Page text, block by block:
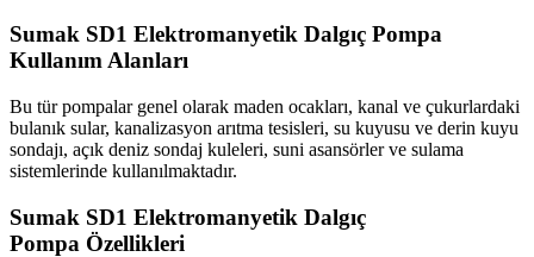
Sumak SD1 Elektromanyetik Dalgıç Pompa
Kullanım Alanları
Bu tür pompalar genel olarak maden ocakları, kanal ve çukurlardaki
bulanık sular, kanalizasyon arıtma tesisleri, su kuyusu ve derin kuyu
sondajı, açık deniz sondaj kuleleri, suni asansörler ve sulama
sistemlerinde kullanılmaktadır.
Sumak SD1 Elektromanyetik Dalgıç
Pompa Özellikleri